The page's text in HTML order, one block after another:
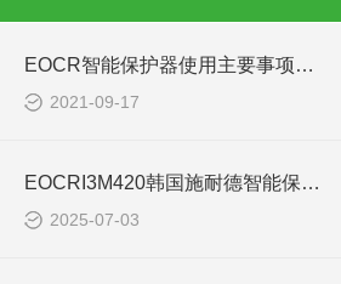
EOCR智能保护器使用主要事项能延长保护器寿命EOCRMME
2021-09-17
EOCRI3M420韩国施耐德智能保护器技术参数解析
2025-07-03